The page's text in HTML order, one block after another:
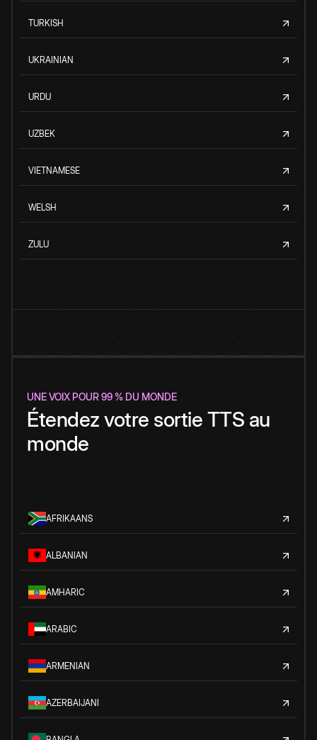
TURKISH
UKRAINIAN
URDU
UZBEK
VIETNAMESE
WELSH
ZULU
UNE VOIX POUR 99 % DU MONDE
Étendez votre sortie TTS au
monde
AFRIKAANS
ALBANIAN
AMHARIC
ARABIC
ARMENIAN
AZERBAIJANI